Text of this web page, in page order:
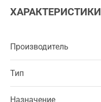
ХАРАКТЕРИСТИКИ
Производитель
Тип
Назначение